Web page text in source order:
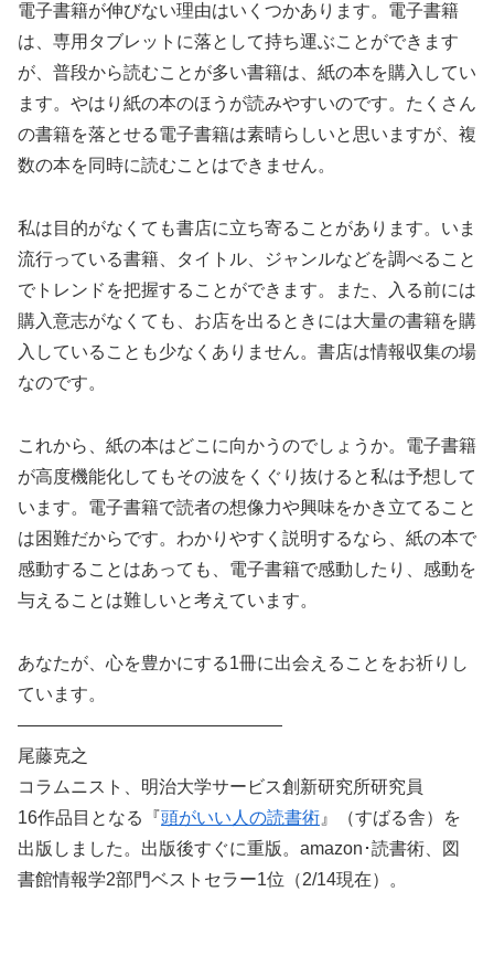
電子書籍が伸びない理由はいくつかあります。電子書籍
は、専用タブレットに落として持ち運ぶことができます
が、普段から読むことが多い書籍は、紙の本を購入してい
ます。やはり紙の本のほうが読みやすいのです。たくさん
の書籍を落とせる電子書籍は素晴らしいと思いますが、複
数の本を同時に読むことはできません。
私は目的がなくても書店に立ち寄ることがあります。いま
流行っている書籍、タイトル、ジャンルなどを調べること
でトレンドを把握することができます。また、入る前には
購入意志がなくても、お店を出るときには大量の書籍を購
入していることも少なくありません。書店は情報収集の場
なのです。
これから、紙の本はどこに向かうのでしょうか。電子書籍
が高度機能化してもその波をくぐり抜けると私は予想して
います。電子書籍で読者の想像力や興味をかき立てること
は困難だからです。わかりやすく説明するなら、紙の本で
感動することはあっても、電子書籍で感動したり、感動を
与えることは難しいと考えています。
あなたが、心を豊かにする1冊に出会えることをお祈りし
ています。
———————————————
尾藤克之
コラムニスト、明治大学サービス創新研究所研究員
16作品目となる『頭がいい人の読書術 』（すばる舎）を
出版しました。出版後すぐに重版。amazon･読書術、図
書館情報学2部門ベストセラー1位（2/14現在）。